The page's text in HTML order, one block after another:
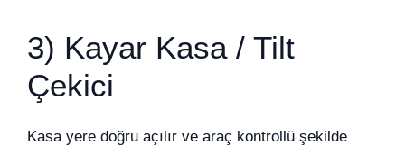
3) Kayar Kasa / Tilt
Çekici
Kasa yere doğru açılır ve araç kontrollü şekilde